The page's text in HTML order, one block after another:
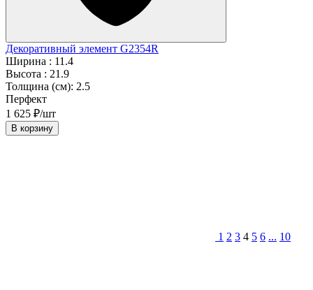
Декоративный элемент G2354R
Ширина : 11.4
Высота : 21.9
Толщина (см): 2.5
Перфект
1 625 ₽/шт
В корзину
1 2 3 4 5 6 ... 10